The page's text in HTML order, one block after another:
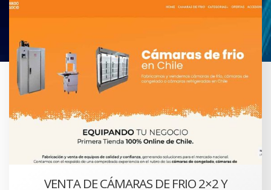
VENTA DE CÁMARAS DE FRIO 2×2 Y